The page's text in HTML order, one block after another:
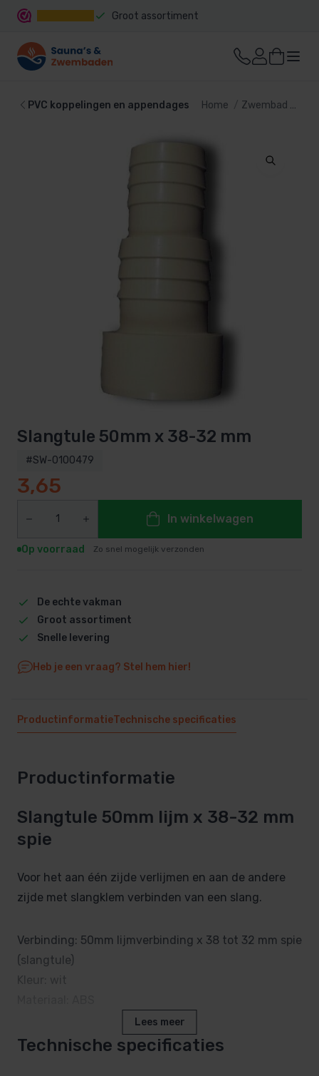
Groot assortiment
PVC koppelingen en appendages Home Zwembad
Slangtule 50mm x 38-32 mm
#SW-0100479
3,65
In winkelwagen
Op voorraad Zo snel mogelijk verzonden
De echte vakman
Groot assortiment
Snelle levering
Heb je een vraag? Stel hem hier!
ProductinformatieTechnische specificaties
Productinformatie
Slangtule 50mm lijm x 38-32 mm
spie
Voor het aan één zijde verlijmen en aan de andere
zijde met slangklem verbinden van een slang.
Verbinding: 50mm lijmverbinding x 38 tot 32 mm spie
(slangtule)
Kleur: wit
Lees meer
Technische specificaties